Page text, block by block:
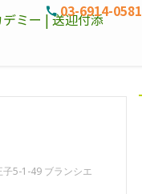
03-6914-0581
5-1-49 ブランシエ